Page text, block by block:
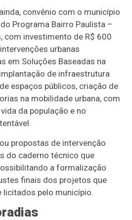
convênio com o município
Programa Bairro Paulista –
com investimento de R$ 600
urbanas
em Soluções Baseadas na
de infraestrutura
espaços públicos, criação de
na mobilidade urbana, com
da população e no
propostas de intervenção
do caderno técnico que
a formalização
finais dos projetos que
pelo município.